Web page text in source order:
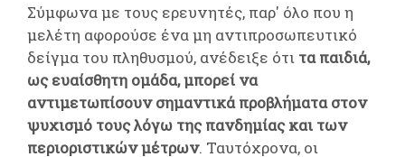
Σύμφωνα με τους ερευνητές, παρ' όλο που η
μελέτη αφορούσε ένα μη αντιπροσωπευτικό
δείγμα του πληθυσμού, ανέδειξε ότι τα παιδιά,
ως ευαίσθητη ομάδα, μπορεί να
αντιμετωπίσουν σημαντικά προβλήματα στον
ψυχισμό τους λόγω της πανδημίας και των
περιοριστικών μέτρων. Ταυτόχρονα, οι